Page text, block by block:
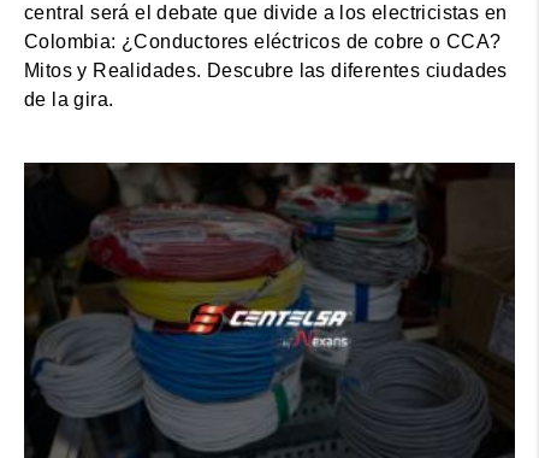
central será el debate que divide a los electricistas en
Colombia: ¿Conductores eléctricos de cobre o CCA?
Mitos y Realidades. Descubre las diferentes ciudades
de la gira.